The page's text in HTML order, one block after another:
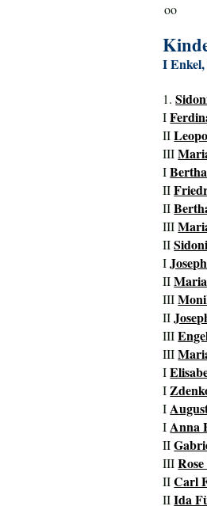
oo
I
1.
I
II
III
I
II
II
III
II
I
II
III
II
III
III
I
I
I
IAnna
II
III
IICarl
IIIda